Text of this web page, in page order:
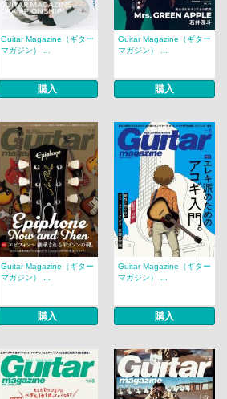
Guitar Magazine（ギター
マガジン） ...
購入
Guitar Magazine（ギター
マガジン） ...
購入
Guitar Magazine（ギター
マガジン） ...
購入
Guitar Magazine（ギター
マガジン） ...
購入